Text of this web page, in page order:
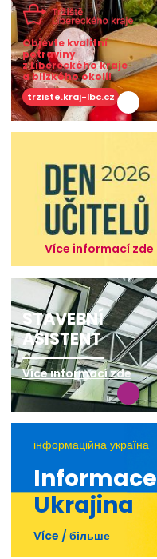
Objevte kvalitní
potraviny
z Libereckého kraje
a blízkého okolí!
trziste.kraj-lbc.cz
Více informací zde
STAVEBNÍ
ASISTENT
Více informací zde
інформаційна україна
Informace
Ukrajina
Více / більше